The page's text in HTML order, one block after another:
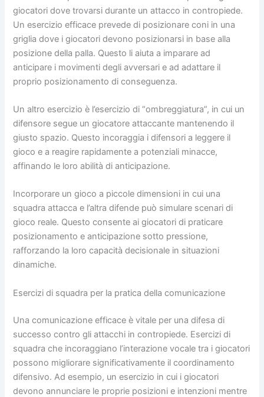
giocatori dove trovarsi durante un attacco in contropiede.
Un esercizio efficace prevede di posizionare coni in una
griglia dove i giocatori devono posizionarsi in base alla
posizione della palla. Questo li aiuta a imparare ad
anticipare i movimenti degli avversari e ad adattare il
proprio posizionamento di conseguenza.
Un altro esercizio è l’esercizio di “ombreggiatura”, in cui un
difensore segue un giocatore attaccante mantenendo il
giusto spazio. Questo incoraggia i difensori a leggere il
gioco e a reagire rapidamente a potenziali minacce,
affinando le loro abilità di anticipazione.
Incorporare un gioco a piccole dimensioni in cui una
squadra attacca e l’altra difende può simulare scenari di
gioco reale. Questo consente ai giocatori di praticare
posizionamento e anticipazione sotto pressione,
rafforzando la loro capacità decisionale in situazioni
dinamiche.
Esercizi di squadra per la pratica della comunicazione
Una comunicazione efficace è vitale per una difesa di
successo contro gli attacchi in contropiede. Esercizi di
squadra che incoraggiano l’interazione vocale tra i giocatori
possono migliorare significativamente il coordinamento
difensivo. Ad esempio, un esercizio in cui i giocatori
devono annunciare le proprie posizioni e intenzioni mentre